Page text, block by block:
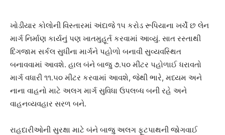
ખોડીયાર કોલોની વિસ્તારમાં અંદાજે ૧૫ કરોડ રૂપિયાના ખર્ચે છ લેન
માર્ગ નિર્માણ કાર્યનું પણ ખાતમુહૂર્ત કરવામાં આવ્યું. સાત રસ્તાથી
દિગજામ સર્કલ સુધીના માર્ગને પહોળો બનાવી સુવ્યવસ્થિત
બનાવવામાં આવશે. હાલ બંને બાજુ ૭.૫૦ મીટર પહોળાઈ ધરાવતો
માર્ગ વધારી ૧૧.૫૦ મીટર કરવામાં આવશે, જેથી ભારે, મધ્યમ અને
નાના વાહનો માટે અલગ માર્ગ સુવિધા ઉપલબ્ધ બની રહે અને
વાહનવ્યવહાર સરળ બને.
રાહદારીઓની સુરક્ષા માટે બંને બાજુ અલગ ફૂટપાથની જોગવાઈ